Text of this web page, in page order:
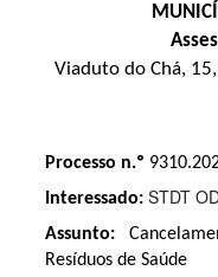
Viaduto do Chá, 15,
Processo n.º
Interessado: STDT
Assunto:
Resíduos de Saúde